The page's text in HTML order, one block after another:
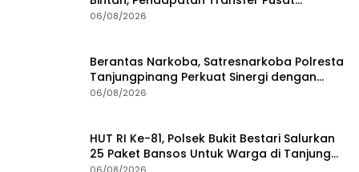
Diproyeksi Naik Rp1,41 Miliar
06/08/2026
Berantas Narkoba, Satresnarkoba Polresta
Tanjungpinang Perkuat Sinergi dengan
Jasa Ekspedisi
06/08/2026
HUT RI Ke-81, Polsek Bukit Bestari Salurkan
25 Paket Bansos Untuk Warga di Tanjung
Unggat